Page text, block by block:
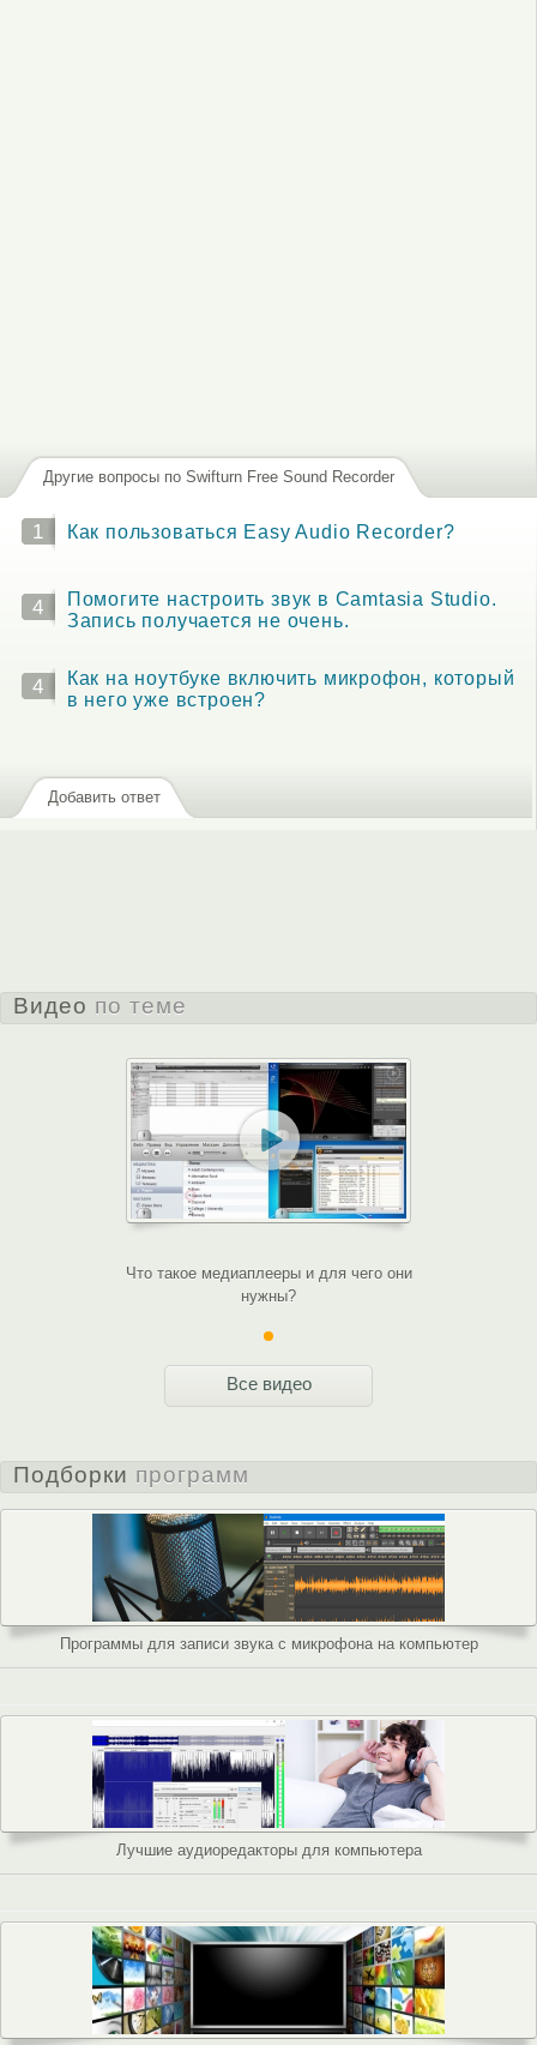
Другие вопросы по Swifturn Free Sound Recorder
1 Как пользоваться Easy Audio Recorder?
4
Помогите настроить звук в Camtasia Studio.
Запись получается не очень.
4
Как на ноутбуке включить микрофон, который
в него уже встроен?
Добавить ответ
Видео по теме
Что такое медиаплееры и для чего они
нужны?
Все видео
Подборки программ
Программы для записи звука с микрофона на компьютер
Лучшие аудиоредакторы для компьютера